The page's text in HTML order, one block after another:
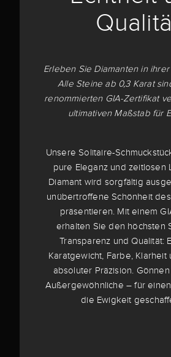
Erleben Sie Diamanten in
Alle Steine ab 0,3 Karat
renommierten GIA-Zertifikat
ultimativen Maßstab für
Unsere Solitaire-
pure Eleganz und zeitlosen
Diamant wird sorgfältig
unübertroffene Schönheit
präsentieren. Mit einem
erhalten Sie den höchsten
Transparenz und Qualität:
Karatgewicht, Farbe, Klarheit
absoluter Präzision.
Außergewöhnliche – für
die Ewigkeit